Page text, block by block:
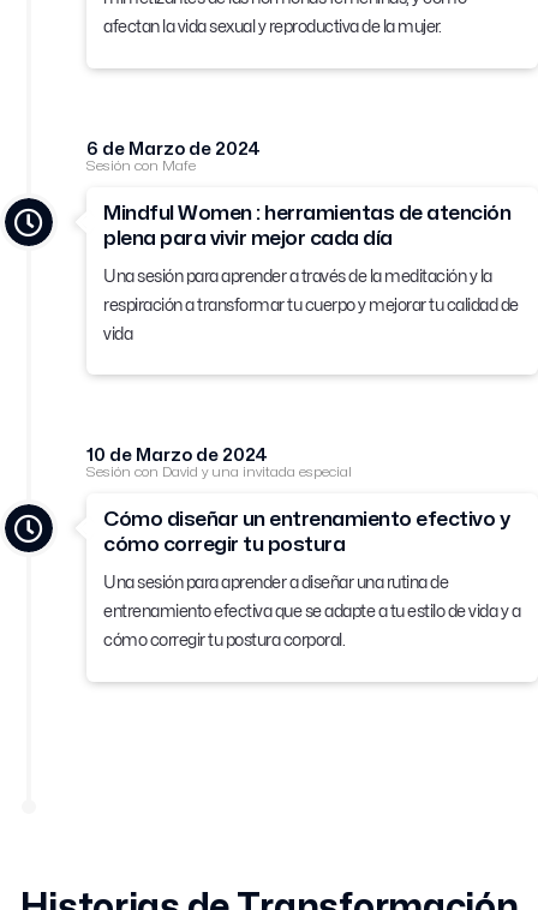
afectan la vida sexual y reproductiva de la mujer.
6 de Marzo de 2024
Sesión con Mafe
Mindful Women : herramientas de atención
plena para vivir mejor cada día
Una sesión para aprender a través de la meditación y la
respiración a transformar tu cuerpo y mejorar tu calidad de
vida
10 de Marzo de 2024
Sesión con David y una invitada especial
Cómo diseñar un entrenamiento efectivo y
cómo corregir tu postura
Una sesión para aprender a diseñar una rutina de
entrenamiento efectiva que se adapte a tu estilo de vida y a
cómo corregir tu postura corporal.